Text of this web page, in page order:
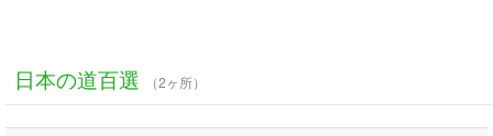
日本の道百選 （2ヶ所）